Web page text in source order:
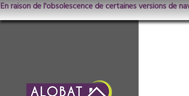
En raison de l'obsolescence de certaines versions de
HSP-